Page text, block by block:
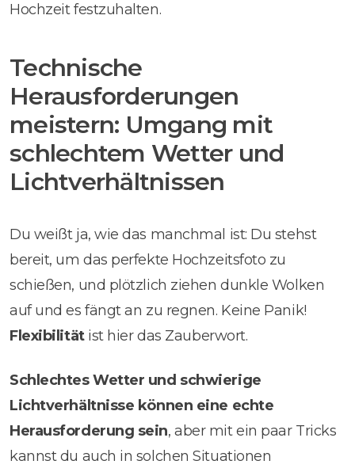
Hochzeit festzuhalten.
Technische
Herausforderungen
meistern: Umgang mit
schlechtem Wetter und
Lichtverhältnissen
Du weißt ja, wie das manchmal ist: Du stehst
bereit, um das perfekte Hochzeitsfoto zu
schießen, und plötzlich ziehen dunkle Wolken
auf und es fängt an zu regnen. Keine Panik!
Flexibilitätist hier das Zauberwort.
Schlechtes Wetter und schwierige
Lichtverhältnisse können eine echte
Herausforderung sein, aber mit ein paar Tricks
kannst du auch in solchen Situationen